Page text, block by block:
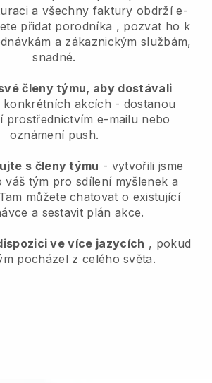
a všechny faktury obdrží e-
přidat porodníka , pozvat ho k
a zákaznickým službám,
snadné.
členy týmu, aby dostávali
akcích - dostanou
prostřednictvím e-mailu nebo
oznámení push.
s členy týmu - vytvořili jsme
tým pro sdílení myšlenek a
můžete chatovat o existující
a sestavit plán akce.
ve více jazycích , pokud
pocházel z celého světa.